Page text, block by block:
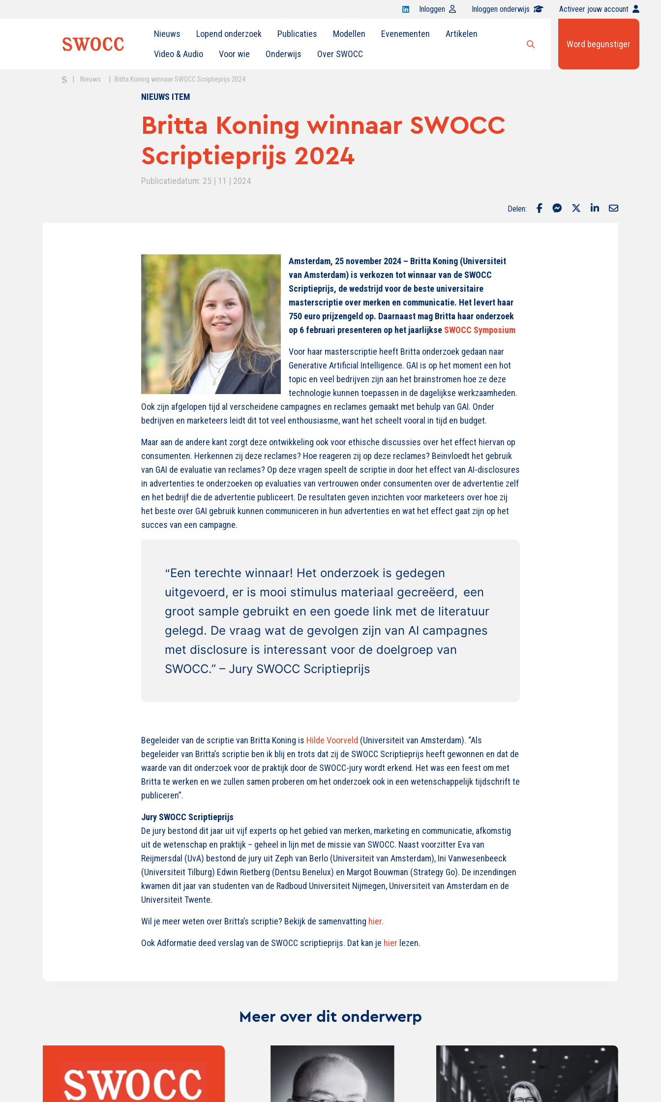
Open
op
Inloggen Inloggen onderwijs Activeer jouw account
Open
Nieuws Lopend onderzoek Publicaties Modellen Evenementen
Artikelen
Video & Audio
Voor wie Onderwijs Over SWOCC
Word begunstiger
| Nieuws | Britta Koning winnaar SWOCC Scriptieprijs 2024
NIEUWS ITEM
Britta Koning winnaar SWOCC
Scriptieprijs 2024
Publicatiedatum: 25 | 11 | 2024
Delen:
Amsterdam, 25 november 2024 – Britta Koning (Universiteit
van Amsterdam) is verkozen tot winnaar van de SWOCC
Scriptieprijs, de wedstrijd voor de beste universitaire
masterscriptie over merken en communicatie. Het levert haar
750 euro prijzengeld op. Daarnaast mag Britta haar onderzoek
op 6 februari presenteren op het jaarlijkse SWOCC Symposium
Voor haar masterscriptie heeft Britta onderzoek gedaan naar
Generative Artificial Intelligence. GAI is op het moment een hot
topic en veel bedrijven zijn aan het brainstromen hoe ze deze
technologie kunnen toepassen in de dagelijkse werkzaamheden.
Ook zijn afgelopen tijd al verscheidene campagnes en reclames gemaakt met behulp van GAI. Onder
bedrijven en marketeers leidt dit tot veel enthousiasme, want het scheelt vooral in tijd en budget.
Maar aan de andere kant zorgt deze ontwikkeling ook voor ethische discussies over het effect hiervan op
consumenten. Herkennen zij deze reclames? Hoe reageren zij op deze reclames? Beïnvloedt het gebruik
van GAI de evaluatie van reclames? Op deze vragen speelt de scriptie in door het effect van AI-disclosures
in advertenties te onderzoeken op evaluaties van vertrouwen onder consumenten over de advertentie zelf
en het bedrijf die de advertentie publiceert. De resultaten geven inzichten voor marketeers over hoe zij
het beste over GAI gebruik kunnen communiceren in hun advertenties en wat het effect gaat zijn op het
succes van een campagne.
“Een terechte winnaar! Het onderzoek is gedegen
uitgevoerd, er is mooi stimulus materiaal gecreëerd, een
groot sample gebruikt en een goede link met de literatuur
gelegd. De vraag wat de gevolgen zijn van AI campagnes
met disclosure is interessant voor de doelgroep van
SWOCC.” – Jury SWOCC Scriptieprijs
Begeleider van de scriptie van Britta Koning is Hilde Voorveld (Universiteit van Amsterdam). “Als
begeleider van Britta’s scriptie ben ik blij en trots dat zij de SWOCC Scriptieprijs heeft gewonnen en dat de
waarde van dit onderzoek voor de praktijk door de SWOCC-jury wordt erkend. Het was een feest om met
Britta te werken en we zullen samen proberen om het onderzoek ook in een wetenschappelijk tijdschrift te
publiceren”.
Jury SWOCC Scriptieprijs
De jury bestond dit jaar uit vijf experts op het gebied van merken, marketing en communicatie, afkomstig
uit de wetenschap en praktijk – geheel in lijn met de missie van SWOCC. Naast voorzitter Eva van
Reijmersdal (UvA) bestond de jury uit Zeph van Berlo (Universiteit van Amsterdam), Ini Vanwesenbeeck
(Universiteit Tilburg) Edwin Rietberg (Dentsu Benelux) en Margot Bouwman (Strategy Go). De inzendingen
kwamen dit jaar van studenten van de Radboud Universiteit Nijmegen, Universiteit van Amsterdam en de
Universiteit Twente.
Wil je meer weten over Britta’s scriptie? Bekijk de samenvatting hier.
Ook Adformatie deed verslag van de SWOCC scriptieprijs. Dat kan je hier lezen.
Meer over dit onderwerp
Inschrijving
verder
over